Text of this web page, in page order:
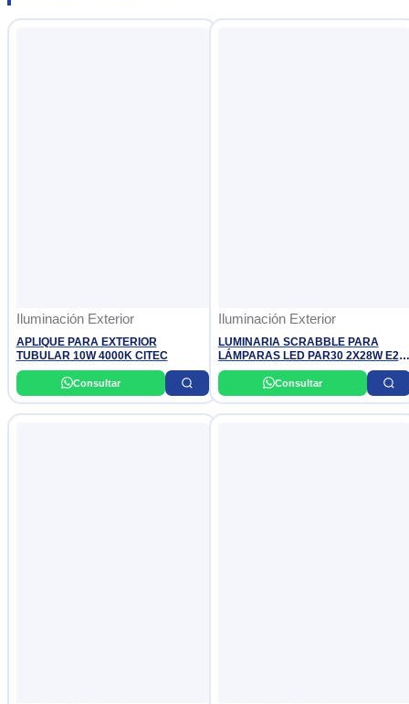
Iluminación Exterior
APLIQUE PARA EXTERIOR
TUBULAR 10W 4000K CITEC
Consultar
Iluminación Exterior
LUMINARIA SCRABBLE PARA
LÁMPARAS LED PAR30 2X28W E27
220V OSLER
Consultar